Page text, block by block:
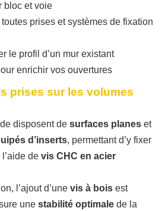
bloc et voie
prises et systèmes de fixation
le profil d’un mur existant
enrichir vos ouvertures
prises sur les volumes
disposent de surfaces planes et
d’inserts, permettant d’y fixer
de vis CHC en acier
l’ajout d’une vis à bois est
une stabilité optimale de la